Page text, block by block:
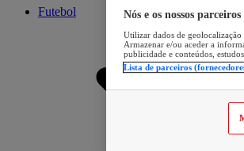
Futebol Nós e os nossos
Utilizar dados de
Armazenar e/ou aceder a
publicidade e conteúdos,
Lista de parceiros